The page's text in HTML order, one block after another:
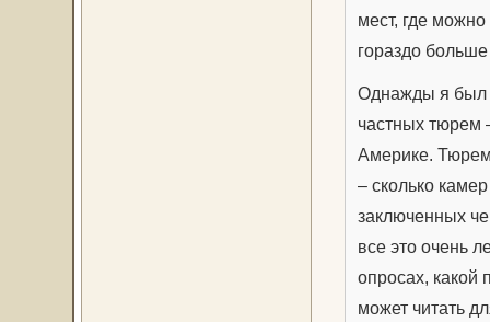
мест, где можно
гораздо больше
Однажды я был
частных тюрем
Америке.
– сколько
заключенных
все это очень
опросах, какой
может читать